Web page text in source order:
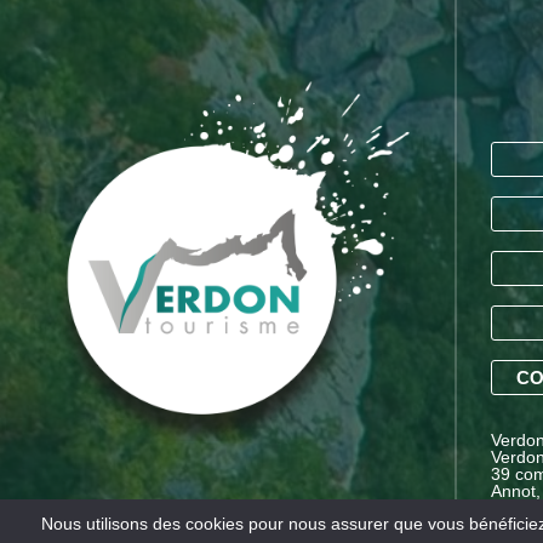
39
Nous utilisons des cookies pour nous assurer que vous